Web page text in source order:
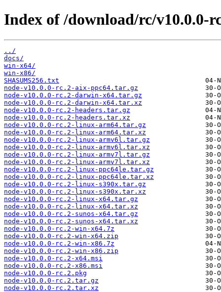
Index of /download/rc/v10.0.0-
../
docs/
win-x64/
win-x86/
SHASUMS256.txt
node-v10.0.0-rc.2-aix-ppc64.tar.gz
node-v10.0.0-rc.2-darwin-x64.tar.gz
node-v10.0.0-rc.2-darwin-x64.tar.xz
node-v10.0.0-rc.2-headers.tar.gz
node-v10.0.0-rc.2-headers.tar.xz
node-v10.0.0-rc.2-linux-arm64.tar.gz
node-v10.0.0-rc.2-linux-arm64.tar.xz
node-v10.0.0-rc.2-linux-armv6l.tar.gz
node-v10.0.0-rc.2-linux-armv6l.tar.xz
node-v10.0.0-rc.2-linux-armv7l.tar.gz
node-v10.0.0-rc.2-linux-armv7l.tar.xz
node-v10.0.0-rc.2-linux-ppc64le.tar.gz
node-v10.0.0-rc.2-linux-ppc64le.tar.xz
node-v10.0.0-rc.2-linux-s390x.tar.gz
node-v10.0.0-rc.2-linux-s390x.tar.xz
node-v10.0.0-rc.2-linux-x64.tar.gz
node-v10.0.0-rc.2-linux-x64.tar.xz
node-v10.0.0-rc.2-sunos-x64.tar.gz
node-v10.0.0-rc.2-sunos-x64.tar.xz
node-v10.0.0-rc.2-win-x64.7z
node-v10.0.0-rc.2-win-x64.zip
node-v10.0.0-rc.2-win-x86.7z
node-v10.0.0-rc.2-win-x86.zip
node-v10.0.0-rc.2-x64.msi
node-v10.0.0-rc.2-x86.msi
node-v10.0.0-rc.2.pkg
node-v10.0.0-rc.2.tar.gz
node-v10.0.0-rc.2.tar.xz